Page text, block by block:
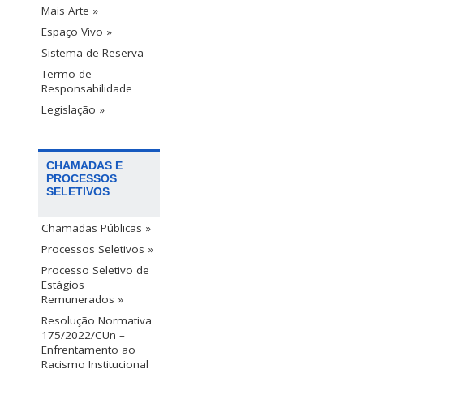
Mais Arte »
Espaço Vivo »
Sistema de Reserva
Termo de
Responsabilidade
Legislação »
CHAMADAS E
PROCESSOS
SELETIVOS
Chamadas Públicas »
Processos Seletivos »
Processo Seletivo de
Estágios
Remunerados »
Resolução Normativa
175/2022/CUn –
Enfrentamento ao
Racismo Institucional